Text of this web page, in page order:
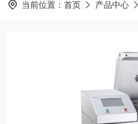
当前位置： 首页 产品中心